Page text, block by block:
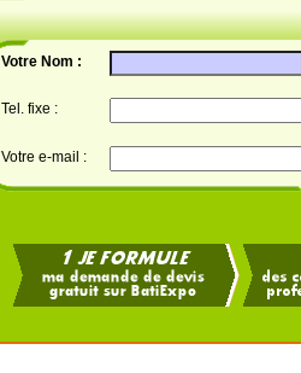
Votre Nom :
Tel. fixe :
Votre e-mail :